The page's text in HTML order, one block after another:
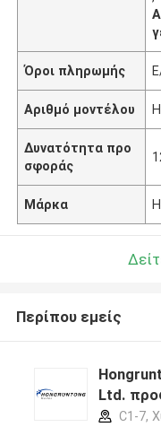
Όροι πληρωμής
Αριθμό μοντέλου
Δυνατότητα προ
σφοράς
Μάρκα
Περίπου εμείς
Ltd.
C1-7,